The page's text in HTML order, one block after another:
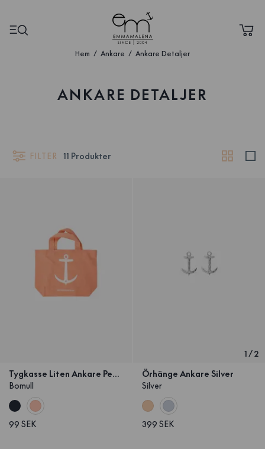
Hem Ankare Ankare Detaljer
ANKARE DETALJER
FILTER 11 Produkter
Tygkasse Liten Ankare Peach
Bomull
99 SEK
1/2
Örhänge Ankare Silver
Silver
399 SEK